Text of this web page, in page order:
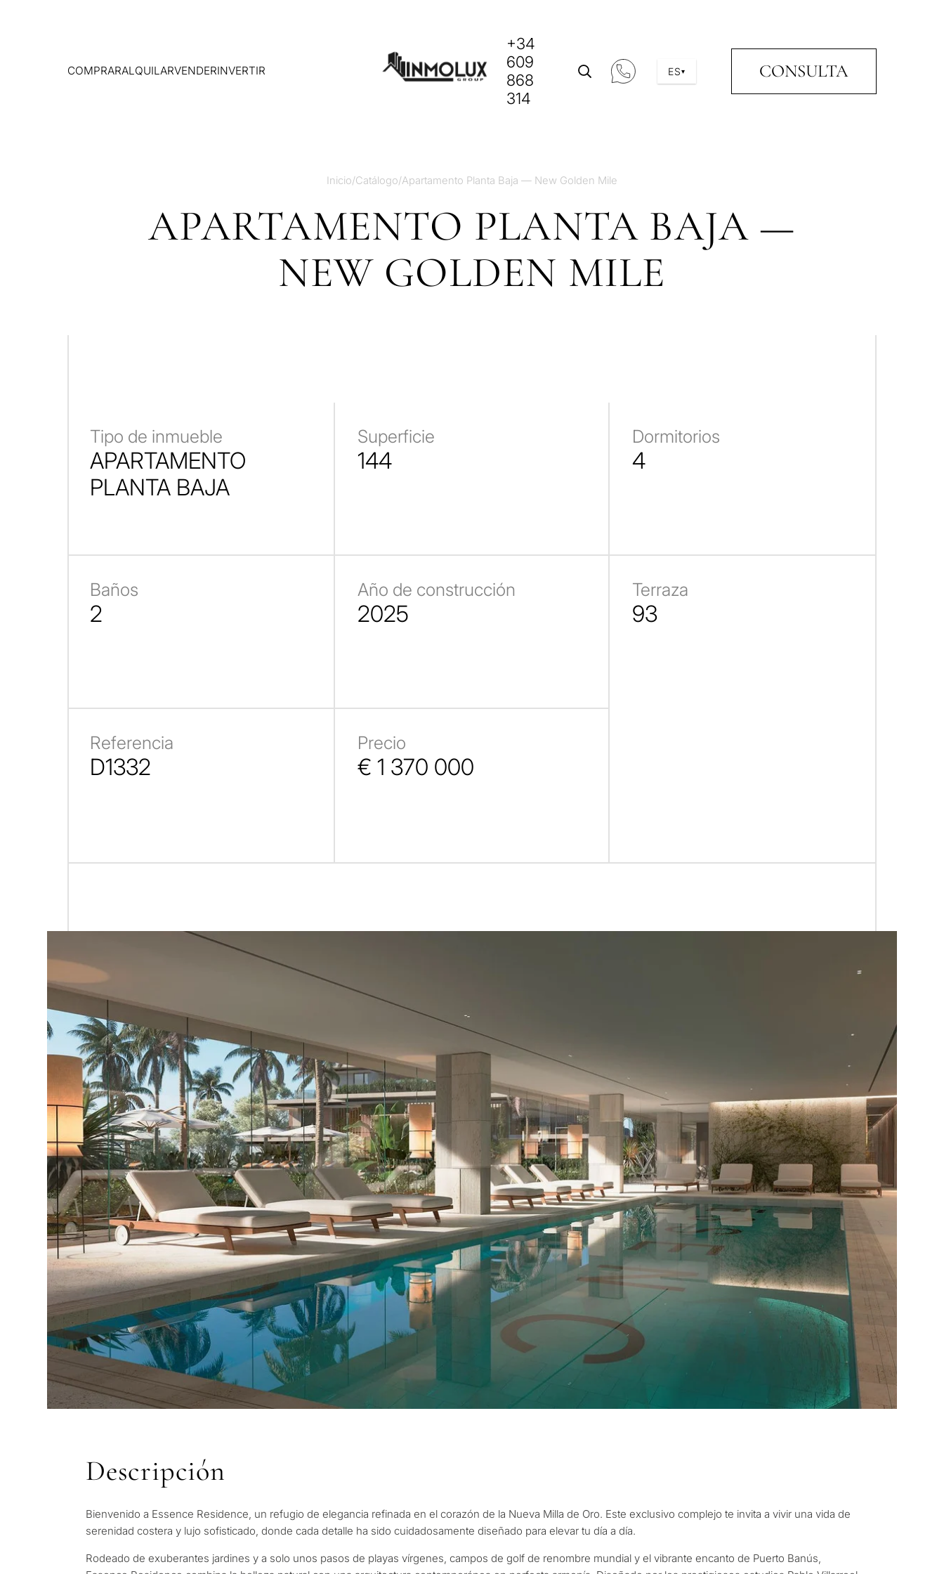
COMPRARALQUILARVENDERINVERTIR
+34
609
868
314
ES▾ CONSULTA
Inicio/Catálogo/Apartamento Planta Baja — New Golden Mile
APARTAMENTO PLANTA BAJA —
NEW GOLDEN MILE
Tipo de inmueble
APARTAMENTO
PLANTA BAJA
Superficie
144
Dormitorios
4
Baños
2
Año de construcción
2025
Terraza
93
Referencia
D1332
Precio
€ 1 370 000
Descripción
Bienvenido a Essence Residence, un refugio de elegancia refinada en el corazón de la Nueva Milla de Oro. Este exclusivo complejo te invita a vivir una vida de
serenidad costera y lujo sofisticado, donde cada detalle ha sido cuidadosamente diseñado para elevar tu día a día.
Rodeado de exuberantes jardines y a solo unos pasos de playas vírgenes, campos de golf de renombre mundial y el vibrante encanto de Puerto Banús,
Selección personalizada de
propiedades en Marbella
Primera o segunda residencia para mí
Consulta